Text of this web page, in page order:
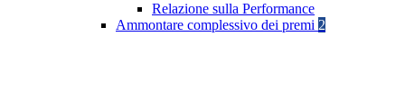
Relazione sulla Performance
Ammontare complessivo dei premi 2